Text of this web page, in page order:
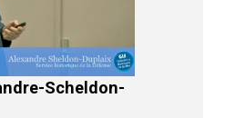
Scheldon-